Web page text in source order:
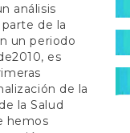
análisis
de la
un periodo
es
de la
la Salud
hemos